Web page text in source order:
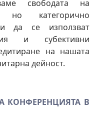
свободата на
но категорично
да се използват
и субективни
на нашата
дейност.
КОНФЕРЕНЦИЯТА В